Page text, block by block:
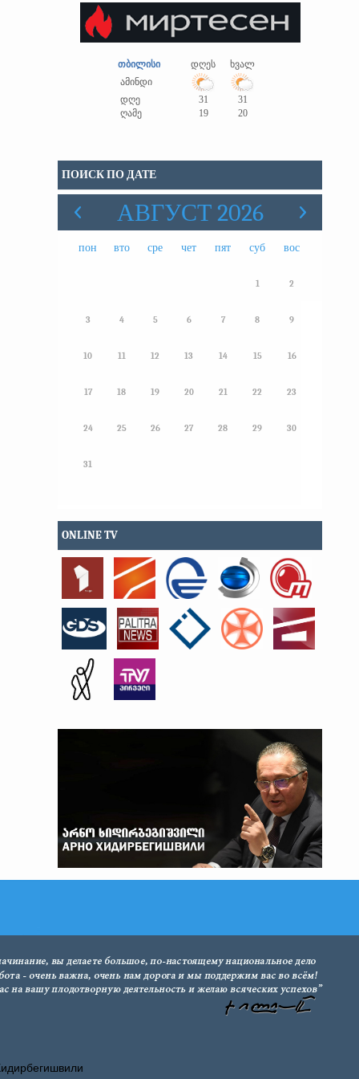
თბილისი დღეს
ხვალ
ამინდი
დღე
31
31
ღამე
19 20
ПОИСК ПО ДАТЕ
АВГУСТ 2026
пон вто сре чет пят суб вос
1 2
3 4 5 6 7 8 9
10 11 12 13 14 15 16
17 18 19 20 21 22 23
24 25 26 27 28 29 30
31
ONLINE TV